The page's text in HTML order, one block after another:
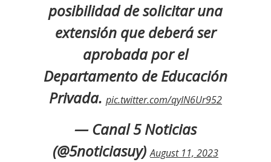
posibilidad de solicitar una
extensión que deberá ser
aprobada por el
Departamento de Educación
Privada. pic.twitter.com/qyIN6Ur952
— Canal 5 Noticias
(@5noticiasuy)August 11, 2023